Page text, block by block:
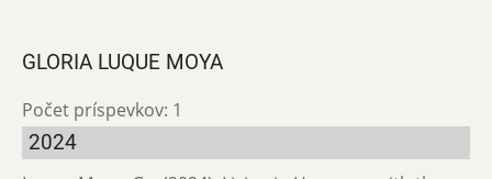
GLORIA LUQUE MOYA
Počet príspevkov: 1
2024